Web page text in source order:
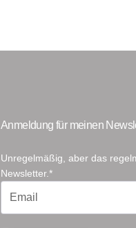
Anmeldung für meinen
Unregelmäßig, aber das
Newsletter.*